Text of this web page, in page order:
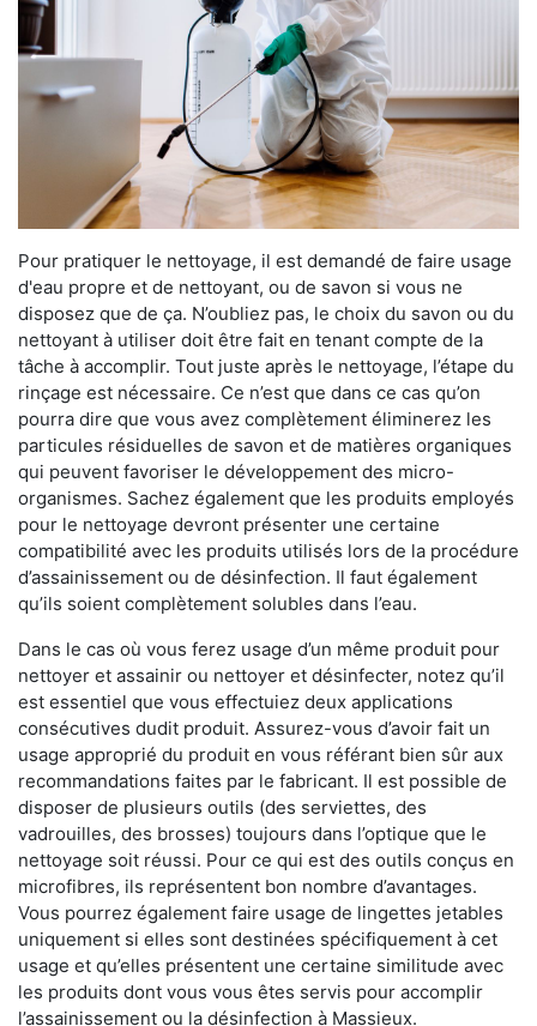
Pour pratiquer le nettoyage, il est demandé de faire usage
d'eau propre et de nettoyant, ou de savon si vous ne
disposez que de ça. N’oubliez pas, le choix du savon ou du
nettoyant à utiliser doit être fait en tenant compte de la
tâche à accomplir. Tout juste après le nettoyage, l’étape du
rinçage est nécessaire. Ce n’est que dans ce cas qu’on
pourra dire que vous avez complètement éliminerez les
particules résiduelles de savon et de matières organiques
qui peuvent favoriser le développement des micro-
organismes. Sachez également que les produits employés
pour le nettoyage devront présenter une certaine
compatibilité avec les produits utilisés lors de la procédure
d’assainissement ou de désinfection. Il faut également
qu’ils soient complètement solubles dans l’eau.
Dans le cas où vous ferez usage d’un même produit pour
nettoyer et assainir ou nettoyer et désinfecter, notez qu’il
est essentiel que vous effectuiez deux applications
consécutives dudit produit. Assurez-vous d’avoir fait un
usage approprié du produit en vous référant bien sûr aux
recommandations faites par le fabricant. Il est possible de
disposer de plusieurs outils (des serviettes, des
vadrouilles, des brosses) toujours dans l’optique que le
nettoyage soit réussi. Pour ce qui est des outils conçus en
microfibres, ils représentent bon nombre d’avantages.
Vous pourrez également faire usage de lingettes jetables
uniquement si elles sont destinées spécifiquement à cet
usage et qu’elles présentent une certaine similitude avec
les produits dont vous vous êtes servis pour accomplir
l’assainissement ou la désinfection à Massieux.